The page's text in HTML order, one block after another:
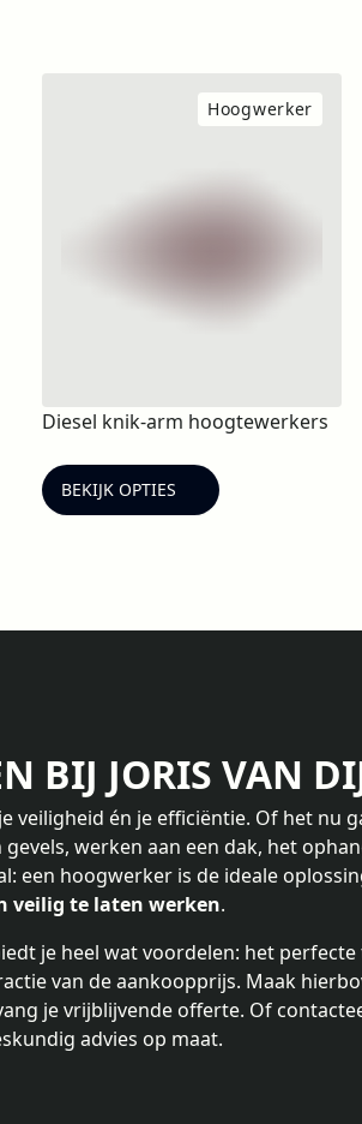
Hoogwerker
Diesel knik-arm hoogtewerkers
BEKIJK OPTIES
BIJ JORIS VAN
veiligheid én je efficiëntie. Of het nu
werken aan een dak, het
een hoogwerker is de ideale
veilig te laten werken.
je heel wat voordelen: het perfecte
van de aankoopprijs. Maak
je vrijblijvende offerte. Of
advies op maat.